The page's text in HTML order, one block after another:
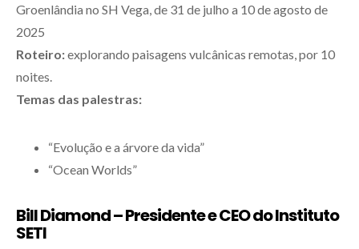
Groenlândia no SH Vega, de 31 de julho a 10 de agosto de
2025
Roteiro:explorando paisagens vulcânicas remotas, por 10
noites.
Temas das palestras:
“Evolução e a árvore da vida”
“Ocean Worlds”
Bill Diamond – Presidente e CEO do Instituto
SETI